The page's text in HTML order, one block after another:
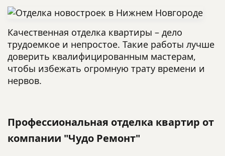
Качественная отделка квартиры – дело
трудоемкое и непростое. Такие работы лучше
доверить квалифицированным мастерам,
чтобы избежать огромную трату времени и
нервов.
Профессиональная отделка квартир от
компании "Чудо Ремонт"